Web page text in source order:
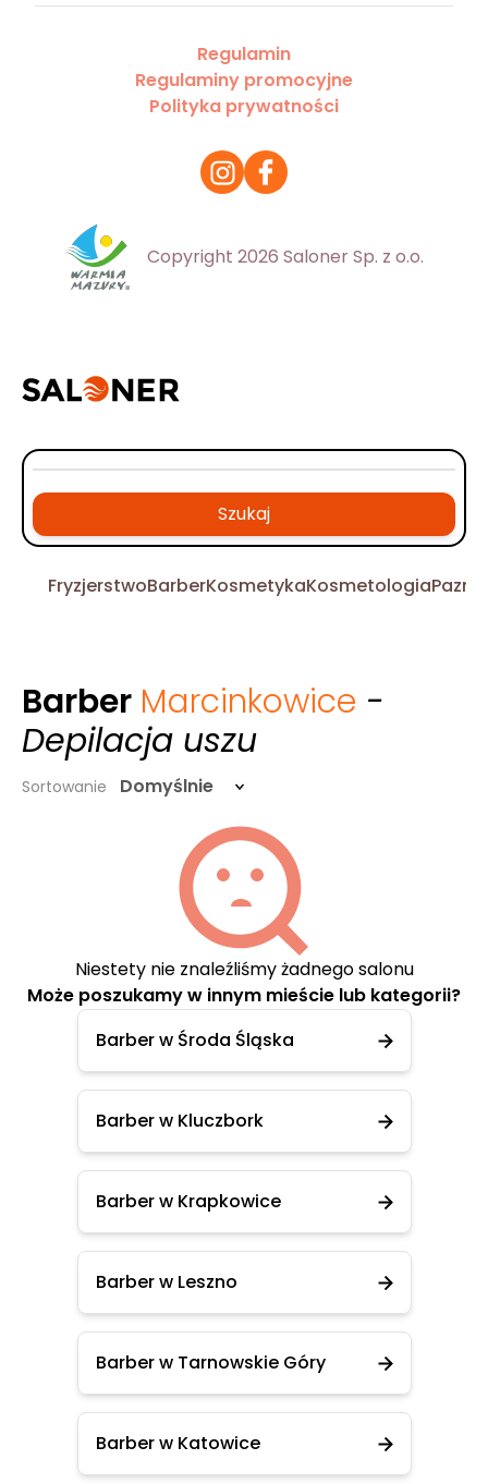
Regulamin
Regulaminy promocyjne
Polityka prywatności
Copyright 2026 Saloner Sp. z o.o.
Szukaj
FryzjerstwoBarberKosmetykaKosmetologia
Barber Marcinkowice -
Depilacja uszu
Sortowanie Domyślnie
Niestety nie znaleźliśmy żadnego salonu
Może poszukamy w innym mieście lub kategorii?
Barber w Środa Śląska
Barber w Kluczbork
Barber w Krapkowice
Barber w Leszno
Barber w Tarnowskie Góry
Barber w Katowice